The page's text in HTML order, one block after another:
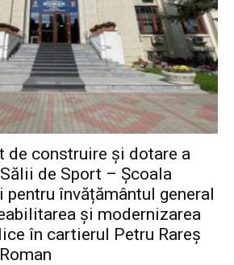
de construire şi dotare a
de Sport – Şcoala
pentru învățământul general
şi modernizarea
în cartierul Petru Rareş